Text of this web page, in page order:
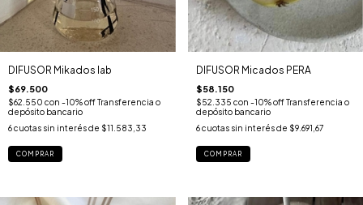
DIFUSOR Mikados lab
$69.500
$62.550 con -10% off Transferencia o
depósito bancario
6cuotas sin interés de $11.583,33
DIFUSOR Micados PERA
$58.150
$52.335 con -10% off Transferencia o
depósito bancario
6 cuotas sin interés de $9.691,67
COMPRAR